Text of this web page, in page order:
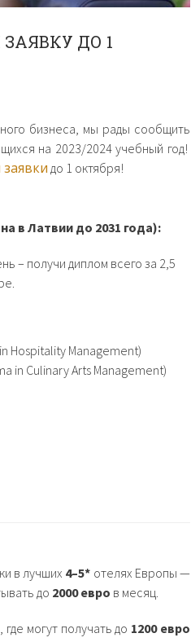
ДО 1
бизнеса, мы рады сообщить
на 2023/2024 учебный год!
до 1 октября!
в Латвии до 2031 года):
– получи диплом всего за 2,5
Hospitality Management)
in Culinary Arts Management)
в лучших 4–5* отелях Европы —
до 2000 евро в месяц.
могут получать до 1200 евро